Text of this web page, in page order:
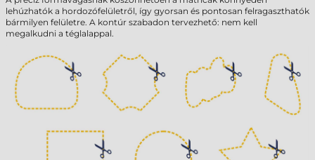
lehúzhatók a hordozófelületről, így gyorsan és pontosan felragaszthatók
bármilyen felületre. A kontúr szabadon tervezhető: nem kell
megalkudni a téglalappal.